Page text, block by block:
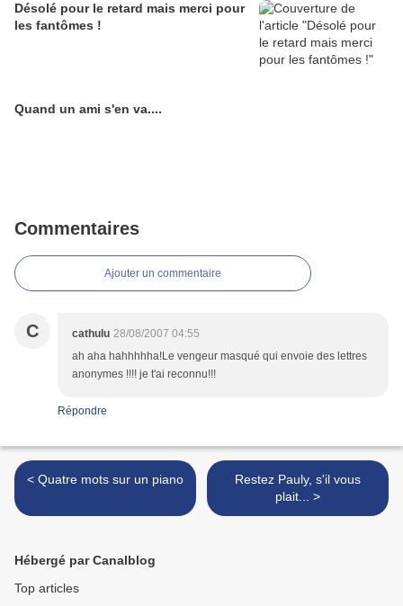
Désolé pour le retard mais merci pour
les fantômes !
Quand un ami s'en va....
Commentaires
Ajouter un commentaire
C cathulu 28/08/2007 04:55
ah aha hahhhhha!Le vengeur masqué qui envoie des lettres
anonymes !!!! je t'ai reconnu!!!
Répondre
< Quatre mots sur un piano
Restez Pauly, s'il vous
plait... >
Hébergé par Canalblog
Top articles